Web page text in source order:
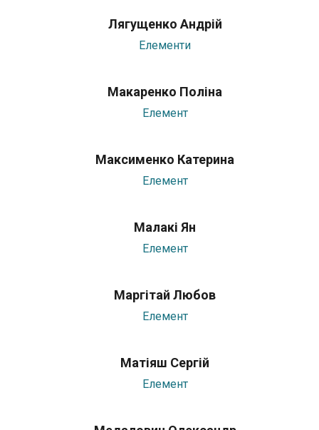
Лягущенко Андрій
Елементи
Макаренко Поліна
Елемент
Максименко Катерина
Елемент
Малакі Ян
Елемент
Маргітай Любов
Елемент
Матіяш Сергій
Елемент